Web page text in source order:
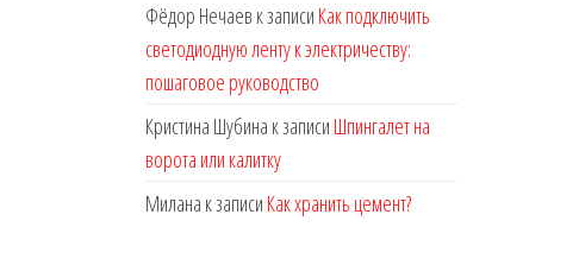
Фёдор Нечаев к записи Как подключить
светодиодную ленту к электричеству:
пошаговое руководство
Кристина Шубина к записи Шпингалет на
ворота или калитку
Милана к записи Как хранить цемент?